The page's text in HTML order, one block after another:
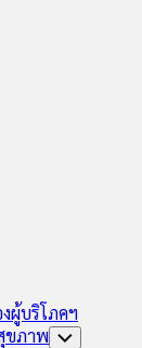
ผู้บริโภคฯ
ขภาพ Toggle